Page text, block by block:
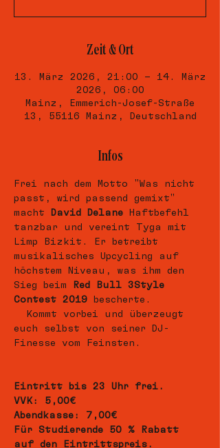
Zeit & Ort
13. März 2026, 21:00 – 14. März
2026, 06:00
Mainz, Emmerich-Josef-Straße
13, 55116 Mainz, Deutschland
Infos
Frei nach dem Motto "Was nicht
passt, wird passend gemixt"
macht
David Delane Haftbefehl
tanzbar und vereint Tyga mit
Limp Bizkit. Er betreibt
musikalisches Upcycling auf
höchstem Niveau, was ihm den
Sieg beim
Red Bull 3Style
Contest 2019 bescherte.
Kommt vorbei und überzeugt
euch selbst von seiner DJ-
Finesse vom Feinsten.
Eintritt bis 23 Uhr frei.
VVK: 5,00€
Abendkasse: 7,00€
Für Studierende 50 % Rabatt
auf den Eintrittspreis.